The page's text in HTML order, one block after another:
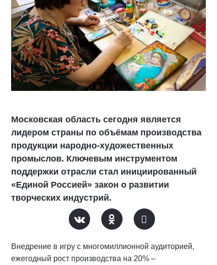
Московская область сегодня является
лидером страны по объёмам производства
продукции народно-художественных
промыслов. Ключевым инструментом
поддержки отрасли стал инициированный
«Единой Россией» закон о развитии
творческих индустрий.
Внедрение в игру с многомиллионной аудиторией,
ежегодный рост производства на 20% –